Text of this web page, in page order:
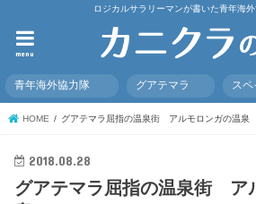
ロジカルサラリーマンが書いた青年海
menu
青年海外協力隊 グアテマラ ス
HOME グアテマラ屈指の温泉街 アルモロンガの温泉
2018.08.28
グアテマラ屈指の温泉街 ア